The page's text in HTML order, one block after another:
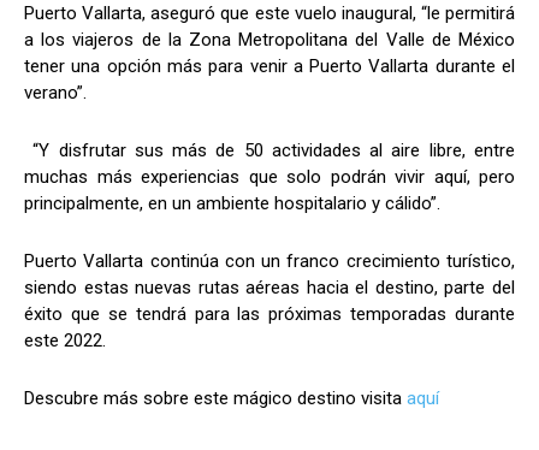
Puerto Vallarta, aseguró que este vuelo inaugural, “le permitirá
a los viajeros de la Zona Metropolitana del Valle de México
tener una opción más para venir a Puerto Vallarta durante el
verano”.
“Y disfrutar sus más de 50 actividades al aire libre, entre
muchas más experiencias que solo podrán vivir aquí, pero
principalmente, en un ambiente hospitalario y cálido”.
Puerto Vallarta continúa con un franco crecimiento turístico,
siendo estas nuevas rutas aéreas hacia el destino, parte del
éxito que se tendrá para las próximas temporadas durante
este 2022.
Descubre más sobre este mágico destino visita aquí